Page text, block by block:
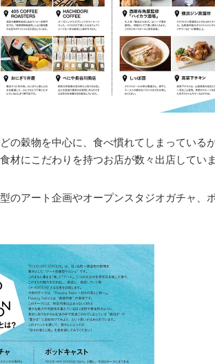
の穀物を中心に、食べ慣れてしまっている
材にこだわりを持つお店が数々出店していま
のアート企画やオープンスタジオガチャ、